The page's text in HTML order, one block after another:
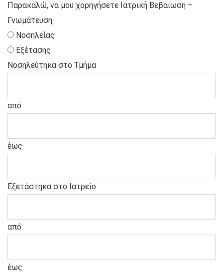
Παρακαλώ, να μου χορηγήσετε Ιατρική Βεβαίωση –
Γνωμάτευση
Νοσηλείας
Εξέτασης
Νοσηλεύτηκα στο Τμήμα
από
έως
Εξετάστηκα στο Ιατρείο
από
έως